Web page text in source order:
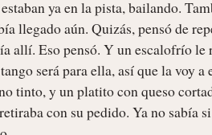
ya en la pista, bailando.
llegado aún. Quizás, pensó de
allí. Eso pensó. Y un escalofrío
será para ella, así que la voy a
tinto, y un platito con queso
con su pedido. Ya no sabía